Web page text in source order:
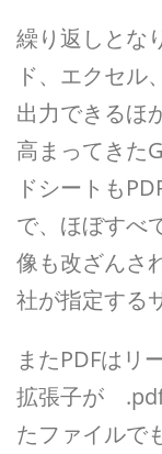
繰り返しとな
ド、エクセル
出力できるほ
高まってきた
ドシートも
で、ほぼすべ
像も改ざんさ
社が指定する
またPDFはリ
拡張子が
たファイルで